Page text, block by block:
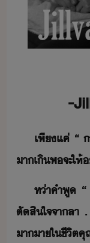
-​
เพีแค่​ ​“​
า​เิ​พ​จะ​ใ
ท่า​คำพู​ ​“​
ตัสิใจ​จา​ลา​
าา​ใ​ชีิ